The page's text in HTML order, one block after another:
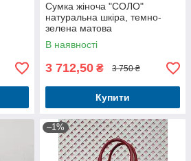
Сумка жіноча "СОЛО"
натуральна шкіра, темно-
зелена матова
В наявності
3 712,50 ₴ 3 750 ₴
Купити
–1%